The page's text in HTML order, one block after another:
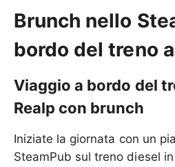
Brunch nello
bordo del treno
Viaggio a bordo del
Realp con brunch
Iniziate la giornata con un
SteamPub sul treno diesel